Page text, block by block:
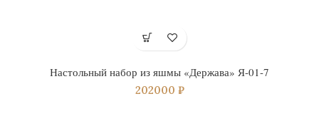
Настольный набор из яшмы «Держава» Я-01-7
202000 ₽